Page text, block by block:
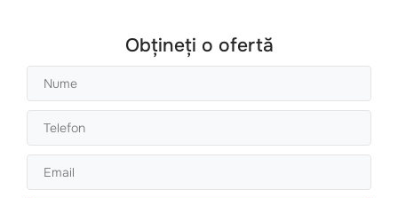
Obțineți o ofertă